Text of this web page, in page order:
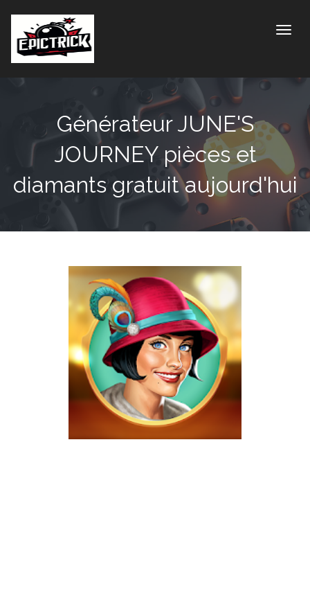
Générateur JUNE'S
JOURNEY pièces et
diamants gratuit aujourd'hui